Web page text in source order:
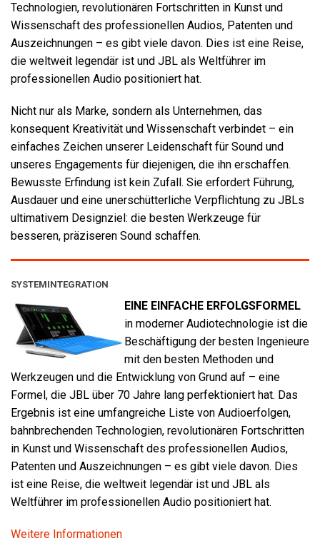
Technologien, revolutionären Fortschritten in Kunst und
Wissenschaft des professionellen Audios, Patenten und
Auszeichnungen – es gibt viele davon. Dies ist eine Reise,
die weltweit legendär ist und JBL als Weltführer im
professionellen Audio positioniert hat.
Nicht nur als Marke, sondern als Unternehmen, das
konsequent Kreativität und Wissenschaft verbindet – ein
einfaches Zeichen unserer Leidenschaft für Sound und
unseres Engagements für diejenigen, die ihn erschaffen.
Bewusste Erfindung ist kein Zufall. Sie erfordert Führung,
Ausdauer und eine unerschütterliche Verpflichtung zu JBLs
ultimativem Designziel: die besten Werkzeuge für
besseren, präziseren Sound schaffen.
SYSTEMINTEGRATION
EINE EINFACHE ERFOLGSFORMEL
in moderner Audiotechnologie ist die
Beschäftigung der besten Ingenieure
mit den besten Methoden und
Werkzeugen und die Entwicklung von Grund auf – eine
Formel, die JBL über 70 Jahre lang perfektioniert hat. Das
Ergebnis ist eine umfangreiche Liste von Audioerfolgen,
bahnbrechenden Technologien, revolutionären Fortschritten
in Kunst und Wissenschaft des professionellen Audios,
Patenten und Auszeichnungen – es gibt viele davon. Dies
ist eine Reise, die weltweit legendär ist und JBL als
Weltführer im professionellen Audio positioniert hat.
Weitere Informationen